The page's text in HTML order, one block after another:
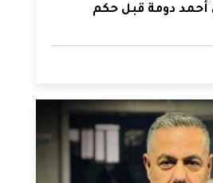
أحمد دومة قبل حكم